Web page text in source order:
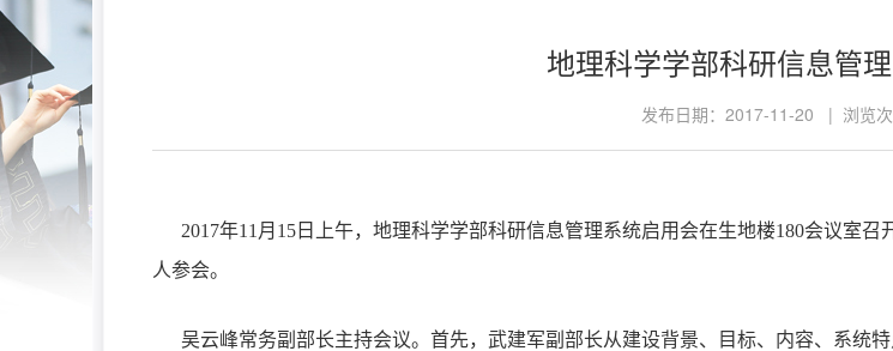
地理科学学部科研信息管
发布日期：2017-11-20 | 浏览次
2017年11 月 15 日上午，地理科学学部科研信息管理系统启用会在生地楼180会议室召
人参会。
吴云峰常务副部长主持会议。首先，武建军副部长从建设背景、目标、内容、系统